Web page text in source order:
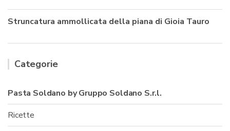
Struncatura ammollicata della piana di Gioia Tauro
Categorie
Pasta Soldano by Gruppo Soldano S.r.l.
Ricette